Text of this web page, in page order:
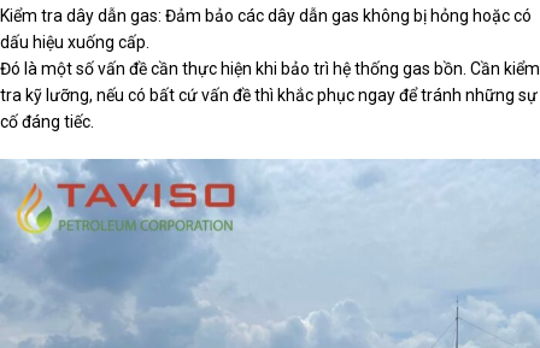
Kiểm tra dây dẫn gas: Đảm bảo các dây dẫn gas không bị hỏng hoặc có
dấu hiệu xuống cấp.
Đó là một số vấn đề cần thực hiện khi bảo trì hệ thống gas bồn. Cần kiểm
tra kỹ lưỡng, nếu có bất cứ vấn đề thì khắc phục ngay để tránh những sự
cố đáng tiếc.